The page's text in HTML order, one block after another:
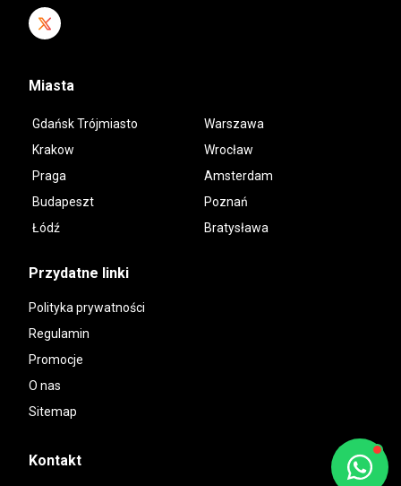
Miasta
Gdańsk Trójmiasto
Warszawa
Krakow
Wrocław
Praga
Amsterdam
Budapeszt
Poznań
Łódź
Bratysława
Przydatne linki
Polityka prywatności
Regulamin
Promocje
O nas
Sitemap
Kontakt